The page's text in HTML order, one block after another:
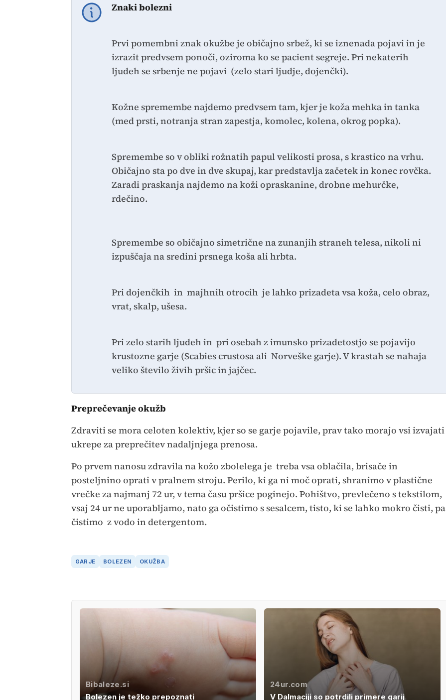
Znaki bolezni
Prvi pomembni znak okužbe je običajno srbež, ki se iznenada pojavi in je
izrazit predvsem ponoči, oziroma ko se pacient segreje. Pri nekaterih
ljudeh se srbenje ne pojavi (zelo stari ljudje, dojenčki).
Kožne spremembe najdemo predvsem tam, kjer je koža mehka in tanka
(med prsti, notranja stran zapestja, komolec, kolena, okrog popka).
Spremembe so v obliki rožnatih papul velikosti prosa, s krastico na vrhu.
Običajno sta po dve in dve skupaj, kar predstavlja začetek in konec rovčka.
Zaradi praskanja najdemo na koži opraskanine, drobne mehurčke,
rdečino.
Spremembe so običajno simetrične na zunanjih straneh telesa, nikoli ni
izpuščaja na sredini prsnega koša ali hrbta.
Pri dojenčkih in majhnih otrocih je lahko prizadeta vsa koža, celo obraz,
vrat, skalp, ušesa.
Pri zelo starih ljudeh in pri osebah z imunsko prizadetostjo se pojavijo
krustozne garje (Scabies crustosa ali Norveške garje). V krastah se nahaja
veliko število živih pršic in jajčec.
Preprečevanje okužb
Zdraviti se mora celoten kolektiv, kjer so se garje pojavile, prav tako morajo vsi izvajati
ukrepe za preprečitev nadaljnjega prenosa.
Po prvem nanosu zdravila na kožo zbolelega je treba vsa oblačila, brisače in
posteljnino oprati v pralnem stroju. Perilo, ki ga ni moč oprati, shranimo v plastične
vrečke za najmanj 72 ur, v tema času pršice poginejo. Pohištvo, prevlečeno s tekstilom,
vsaj 24 ur ne uporabljamo, nato ga očistimo s sesalcem, tisto, ki se lahko mokro čisti, pa
čistimo z vodo in detergentom.
GARJE BOLEZEN OKUŽBA
Bibaleze.si
Bolezen je težko prepoznati
24ur.com
V Dalmaciji so potrdili primere garij